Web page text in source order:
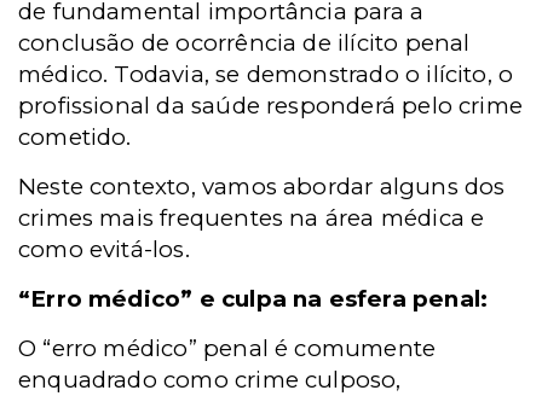
de fundamental importância para a
conclusão de ocorrência de ilícito penal
médico. Todavia, se demonstrado o ilícito, o
profissional da saúde responderá pelo crime
cometido.
Neste contexto, vamos abordar alguns dos
crimes mais frequentes na área médica e
como evitá-los.
“Erro médico” e culpa na esfera penal:
O “erro médico” penal é comumente
enquadrado como crime culposo,